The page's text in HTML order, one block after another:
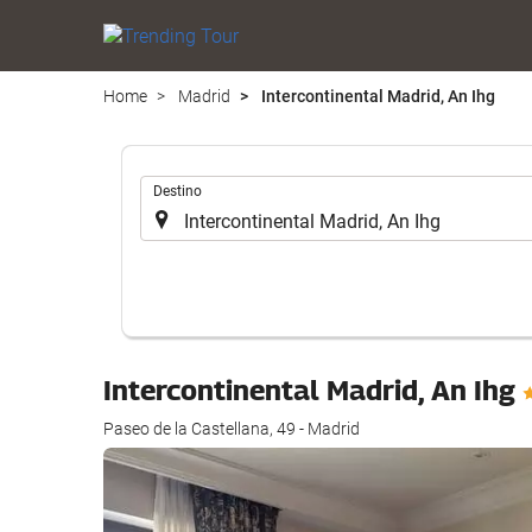
Home Madrid Intercontinental Madrid, An Ihg
Introduzca
lugar
el
realizar
búsqueda
de
su
alojamiento..
Destino
Intercontinental Madrid, An Ihg
Paseo de la Castellana, 49 - Madrid